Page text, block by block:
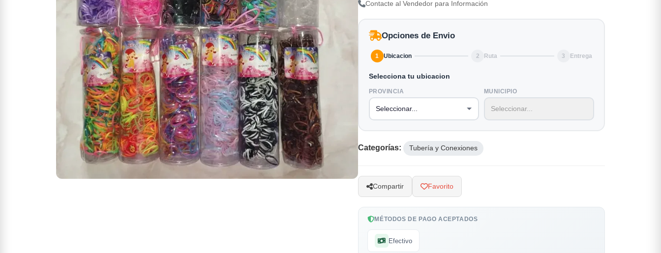
Contacte al Vendedor para Información
Opciones de Envio
1 Ubicacion 2 Ruta 3 Entrega
Selecciona tu ubicacion
PROVINCIA MUNICIPIO
Categorías: Tubería y Conexiones
Compartir Favorito
MÉTODOS DE PAGO ACEPTADOS
Efectivo